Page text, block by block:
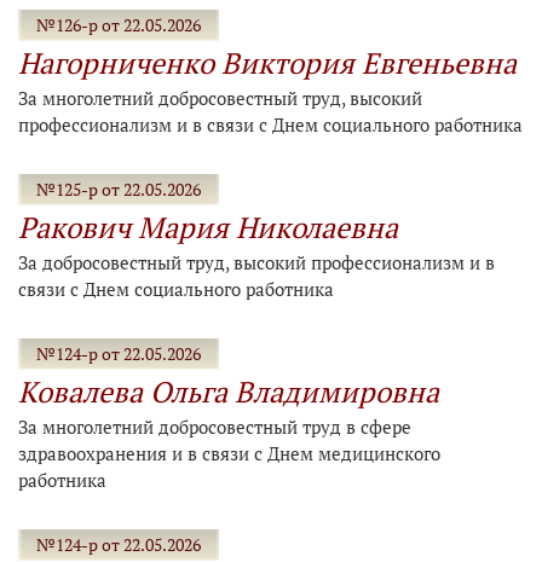
№126-р от 22.05.2026
Нагорниченко Виктория Евгеньевна
За многолетний добросовестный труд, высокий
профессионализм и в связи с Днем социального работника
№125-р от 22.05.2026
Ракович Мария Николаевна
За добросовестный труд, высокий профессионализм и в
связи с Днем социального работника
№124-р от 22.05.2026
Ковалева Ольга Владимировна
За многолетний добросовестный труд в сфере
здравоохранения и в связи с Днем медицинского
работника
№124-р от 22.05.2026